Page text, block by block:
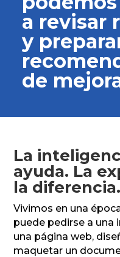
a revisar
y
de
La
ayuda. La
la diferencia.
Vivimos en una
puede pedirse a una
una página web,
maquetar un